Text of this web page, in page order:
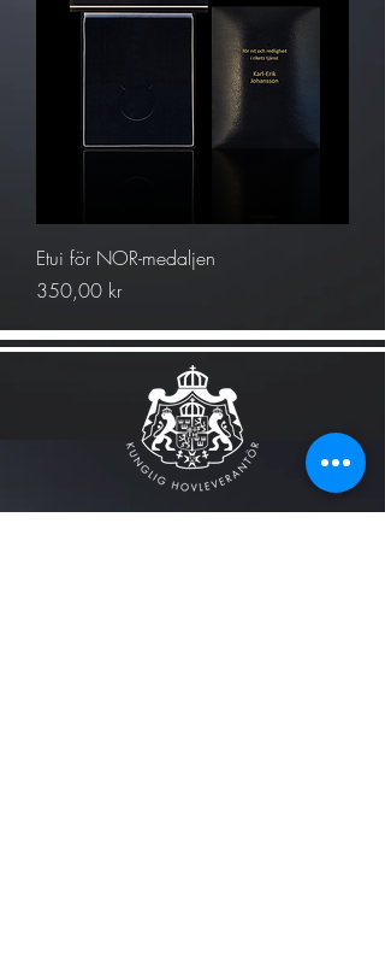
Etui för NOR-medaljen
Pris
350,00 kr